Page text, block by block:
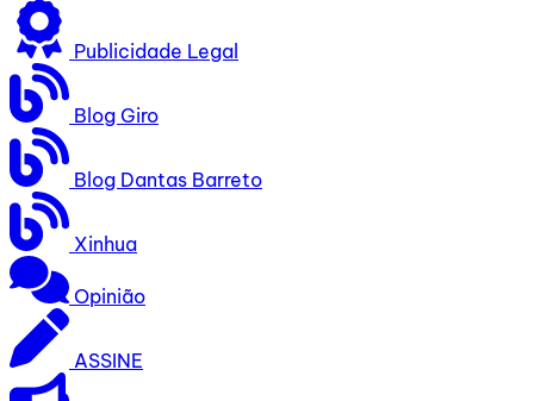
Publicidade Legal
Blog Giro
Blog Dantas Barreto
Xinhua
Opinião
ASSINE